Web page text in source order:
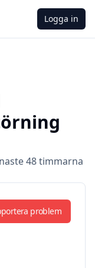
Logga in
48 timmarna
problem